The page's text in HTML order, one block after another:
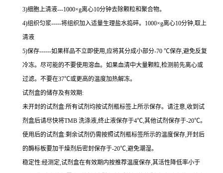
3)细胞上清液---1000×g离心10分钟去除颗粒和聚合物。
4)组织匀浆-----将组织加入适量生理盐水捣碎。 1000×g离心10分钟,取上
清液
5)保存------如果样品不立即使用,应将其分成小部分-70 ℃保存,避免反复
冷冻。尽可能的不要使用溶血。如果血清中大量颗粒,检测前先离心或
过滤。不要在37℃或更高的温度加热解冻。
试剂盒的储存及有效期:
未开封的试剂盒:所有试剂均按试剂瓶标签上所示保存。请注意,收到试
剂盒后请尽快将TMB 洗涤液,终止液保存于4℃,其他试剂保存于-20℃。
使用后的试剂盒:剩余试剂仍需按照试剂瓶标签所示的温度保存,开封后
的酶标板要加干燥剂后密封保存于-20℃,避免潮湿。
稳定性:经测定,试剂盒在有效期内按推荐温度保存,其活性降低率小于